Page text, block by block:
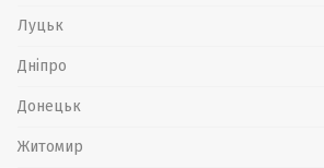
Луцьк
Дніпро
Донецьк
Житомир